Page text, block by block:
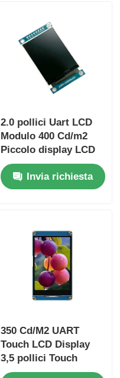
2.0 pollici Uart LCD
Modulo 400 Cd/m2
Piccolo display LCD
240X320 driver IC
ST7789VInvia richiesta
350 Cd/M2 UART
Touch LCD Display
3,5 pollici Touch
Screen LCD Pannello